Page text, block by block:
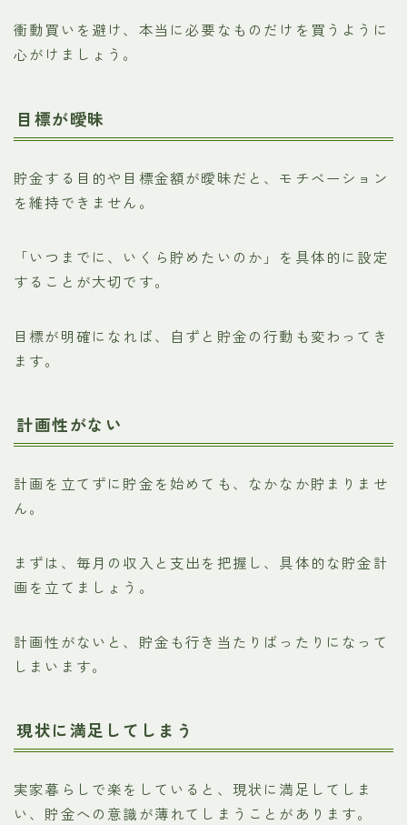
衝動買いを避け、本当に必要なものだけを買うように
心がけましょう。
目標が曖昧
貯金する目的や目標金額が曖昧だと、モチベーション
を維持できません。
「いつまでに、いくら貯めたいのか」を具体的に設定
することが大切です。
目標が明確になれば、自ずと貯金の行動も変わってき
ます。
計画性がない
計画を立てずに貯金を始めても、なかなか貯まりませ
ん。
まずは、毎月の収入と支出を把握し、具体的な貯金計
画を立てましょう。
計画性がないと、貯金も行き当たりばったりになって
しまいます。
現状に満足してしまう
実家暮らしで楽をしていると、現状に満足してしま
い、貯金への意識が薄れてしまうことがあります。